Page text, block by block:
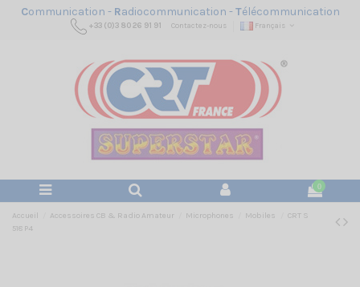
Communication - Radiocommunication -Télécommunication
+33 (0)3 80 26 91 91 Contactez-nous Français
0
Accueil Accessoires CB & Radio Amateur Microphones Mobiles
CRT S
518 P4